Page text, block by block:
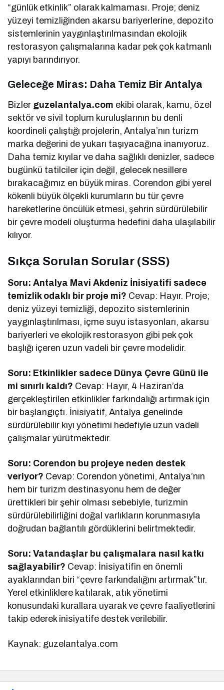
“günlük etkinlik” olarak kalmaması. Proje; deniz
yüzeyi temizliğinden akarsu bariyerlerine, depozito
sistemlerinin yaygınlaştırılmasından ekolojik
restorasyon çalışmalarına kadar pek çok katmanlı
yapıyı barındırıyor.
Geleceğe Miras: Daha Temiz Bir Antalya
Bizler guzelantalya.com ekibi olarak, kamu, özel
sektör ve sivil toplum kuruluşlarının bu denli
koordineli çalıştığı projelerin, Antalya’nın turizm
marka değerini de yukarı taşıyacağına inanıyoruz.
Daha temiz kıyılar ve daha sağlıklı denizler, sadece
bugünkü tatilciler için değil, gelecek nesillere
bırakacağımız en büyük miras. Corendon gibi yerel
kökenli büyük ölçekli kurumların bu tür çevre
hareketlerine öncülük etmesi, şehrin sürdürülebilir
bir çevre modeli oluşturma hedefini daha ulaşılabilir
kılıyor.
Sıkça Sorulan Sorular (SSS)
Soru: Antalya Mavi Akdeniz İnisiyatifi sadece
temizlik odaklı bir proje mi? Cevap: Hayır. Proje;
deniz yüzeyi temizliği, depozito sistemlerinin
yaygınlaştırılması, içme suyu istasyonları, akarsu
bariyerleri ve ekolojik restorasyon gibi pek çok
başlığı içeren uzun vadeli bir çevre modelidir.
Soru: Etkinlikler sadece Dünya Çevre Günü ile
mi sınırlı kaldı? Cevap: Hayır, 4 Haziran’da
gerçekleştirilen etkinlikler farkındalığı artırmak için
bir başlangıçtı. İnisiyatif, Antalya genelinde
sürdürülebilir kıyı yönetimi hedefiyle uzun vadeli
çalışmalar yürütmektedir.
Soru: Corendon bu projeye neden destek
veriyor? Cevap: Corendon yönetimi, Antalya’nın
hem bir turizm destinasyonu hem de değer
ürettikleri bir şehir olması sebebiyle, turizmin
sürdürülebilirliğini doğal varlıkların korunmasıyla
doğrudan bağlantılı gördüklerini belirtmektedir.
Soru: Vatandaşlar bu çalışmalara nasıl katkı
sağlayabilir? Cevap: İnisiyatifin en önemli
ayaklarından biri “çevre farkındalığını artırmak”tır.
Yerel etkinliklere katılarak, atık yönetimi
konusundaki kurallara uyarak ve çevre faaliyetlerini
takip ederek inisiyatife destek verilebilir.
Kaynak: guzelantalya.com